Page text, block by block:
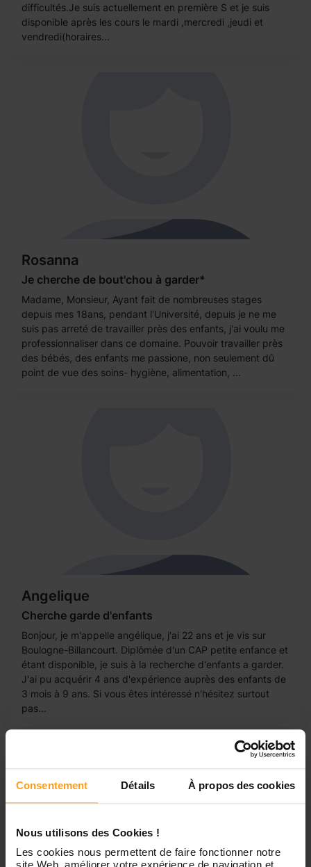
Consentement Détails À propos des cookies
Nous utilisons des Cookies !
Les cookies nous permettent de faire fonctionner notre
difficultés.Je suis actuellement en première S et je suis
disponible après les cours le mardi ,mercredi ,jeudi et
vendredi(horaires...
Rosanna
Je cherche de bout'chou à garder*
Madame, Monsieur, Ayant fait de nombreuses stages
depuis mes 18ans, pendant l'Université, depuis je ne me
suis pas arreté de travailler près des enfants, j'ai voulu me
professionnaliser dans ce domaine. Pouvoir travailler près
des bébés, des enfants me passione, non seulement dû
point de vue des soins- hygiène, alimentation, ...
Angelique
Cherche garde d'enfants
Bonjour, je m'appelle angélique, j'ai 22 ans et je vis sur
Boulogne-Billancourt. Diplômée d'un CAP petite enfance et
étant disponible, je suis à la recherche d'enfants a garder.
J'ai pu acquérir 4 ans d'expérience auprès des enfants de
3 mois à 9 ans. Si vous êtes intéressé n'hésitez surtout
pas...